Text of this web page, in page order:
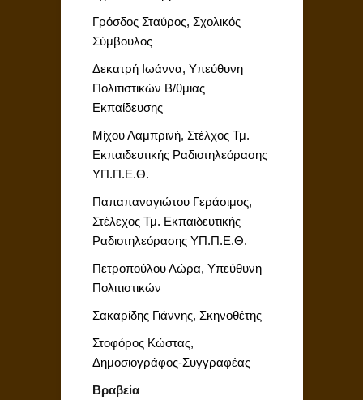
Γρόσδος Σταύρος, Σχολικός
Σύμβουλος
Δεκατρή Ιωάννα, Υπεύθυνη
Πολιτιστικών Β/θμιας
Εκπαίδευσης
Μίχου Λαμπρινή, Στέλχος Τμ.
Εκπαιδευτικής Ραδιοτηλεόρασης
ΥΠ.Π.Ε.Θ.
Παπαπαναγιώτου Γεράσιμος,
Στέλεχος Τμ. Εκπαιδευτικής
Ραδιοτηλεόρασης ΥΠ.Π.Ε.Θ.
Πετροπούλου Λώρα, Υπεύθυνη
Πολιτιστικών
Σακαρίδης Γιάννης, Σκηνοθέτης
Στοφόρος Κώστας,
Δημοσιογράφος-Συγγραφέας
Βραβεία